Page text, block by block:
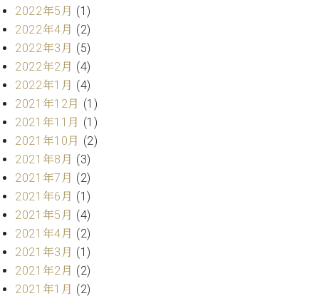
タ
イ
ン
ア
カ
デ
ミ
ー
W.
ホ
フ
マ
ン
プ
ロ
フ
ェ
ッ
セ
ス
セン
トラ
ム東
京の
内
(PDF)
お
問
い
わ
せ
本
2022年5月 (1)
2022年4月 (2)
2022年3月 (5)
2022年2月 (4)
2022年1月 (4)
2021年12月 (1)
2021年11月 (1)
2021年10月 (2)
2021年8月 (3)
2021年7月 (2)
2021年6月 (1)
2021年5月 (4)
2021年4月 (2)
2021年3月 (1)
2021年2月 (2)
2021年1月 (2)